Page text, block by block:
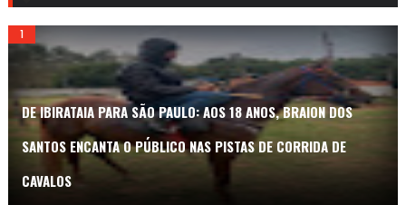
DE IBIRATAIA PARA SÃO PAULO: AOS 18 ANOS, BRAION DOS
SANTOS ENCANTA O PÚBLICO NAS PISTAS DE CORRIDA DE
CAVALOS